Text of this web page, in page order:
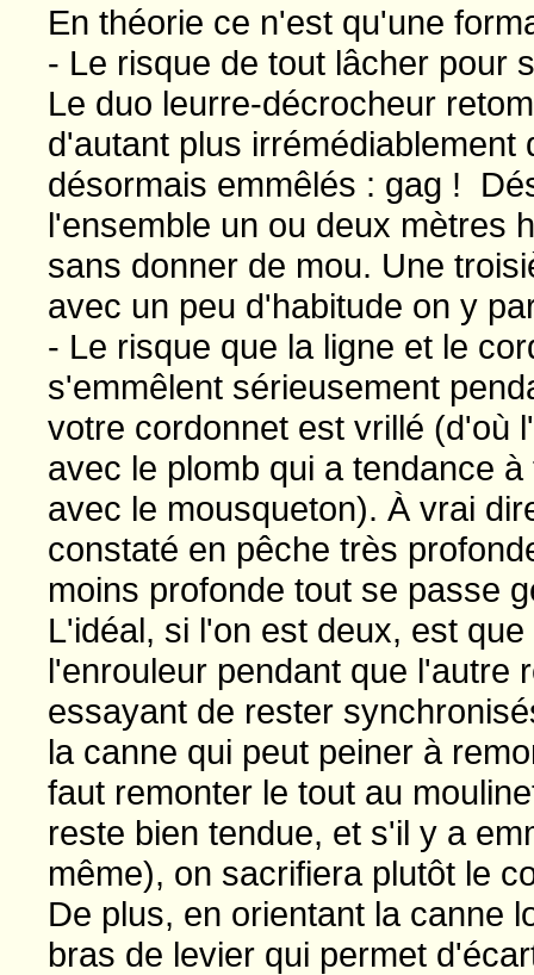
En théorie ce n'est qu'une
- Le risque de tout lâcher pour
Le duo leurre-décrocheur
d'autant plus
désormais emmêlés : gag !
l'ensemble un ou deux mètres
sans donner de mou. Une
avec un peu d'habitude on y
- Le risque que la ligne et le
s'emmêlent sérieusement
votre cordonnet est vrillé (d'où
avec le plomb qui a tendance
avec le mousqueton). À vrai
constaté en pêche très
moins profonde tout se passe
L'idéal, si l'on est deux, est
l'enrouleur pendant que l'autre
essayant de rester
la canne qui peut peiner à
faut remonter le tout au
reste bien tendue, et s'il y a
même), on sacrifiera plutôt le
De plus, en orientant la canne
bras de levier qui permet